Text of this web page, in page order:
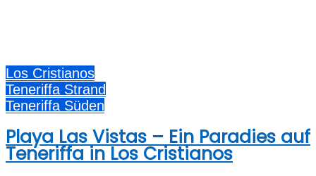
Los Cristianos
Teneriffa Strand
Teneriffa Süden
Playa Las Vistas – Ein Paradies auf
Teneriffa in Los Cristianos